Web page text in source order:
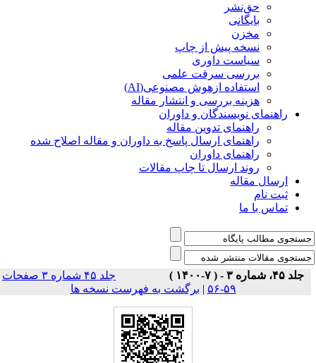
حق‌نشر
بایگانی
مخزن
نسخه پیش از چاپ
سیاست داوری
بررسی سرقت علمی
استفاده ازهوش مصنوعی(AI)
هزینه بررسی و انتشار مقاله
راهنمای نویسندگان و داوران
راهنمای تدوین مقاله
راهنمای ارسال پاسخ به داوران و مقاله اصلاح شده
راهنمای داوران
روند ارسال تا چاپ مقالات
ارسال مقاله
ثبت نام
تماس با ما
جلد ۴۵، شماره ۳ - ( ۷-۱۴۰۰ )
جلد ۴۵ شماره ۳ صفحات
۵۹-۵۶
|برگشت به فهرست نسخه ها